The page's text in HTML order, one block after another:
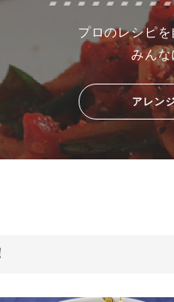
プロのレシピを
みん
アレン